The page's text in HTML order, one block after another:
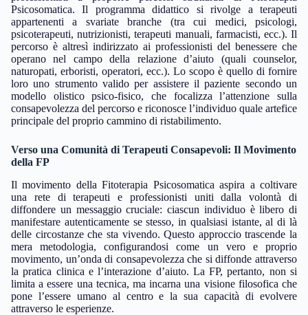
Psicosomatica. Il programma didattico si rivolge a terapeuti
appartenenti a svariate branche (tra cui medici, psicologi,
psicoterapeuti, nutrizionisti, terapeuti manuali, farmacisti, ecc.). Il
percorso è altresì indirizzato ai professionisti del benessere che
operano nel campo della relazione d’aiuto (quali counselor,
naturopati, erboristi, operatori, ecc.). Lo scopo è quello di fornire
loro uno strumento valido per assistere il paziente secondo un
modello olistico psico-fisico, che focalizza l’attenzione sulla
consapevolezza del percorso e riconosce l’individuo quale artefice
principale del proprio cammino di ristabilimento.
Verso una Comunità di Terapeuti Consapevoli: Il Movimento
della FP
Il movimento della Fitoterapia Psicosomatica aspira a coltivare
una rete di terapeuti e professionisti uniti dalla volontà di
diffondere un messaggio cruciale: ciascun individuo è libero di
manifestare autenticamente se stesso, in qualsiasi istante, al di là
delle circostanze che sta vivendo. Questo approccio trascende la
mera metodologia, configurandosi come un vero e proprio
movimento, un’onda di consapevolezza che si diffonde attraverso
la pratica clinica e l’interazione d’aiuto. La FP, pertanto, non si
limita a essere una tecnica, ma incarna una visione filosofica che
pone l’essere umano al centro e la sua capacità di evolvere
attraverso le esperienze.